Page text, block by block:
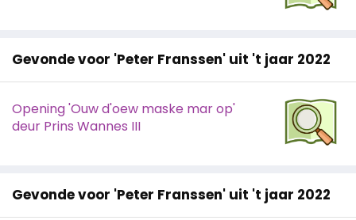
Gevonde voor 'Peter Franssen' uit 't jaar 2022
Opening 'Ouw d'oew maske mar op'
deur Prins Wannes III
Gevonde voor 'Peter Franssen' uit 't jaar 2022